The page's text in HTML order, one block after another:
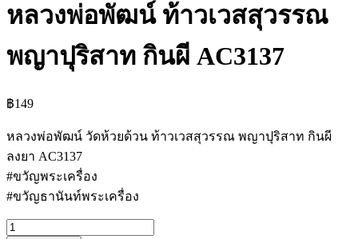
หลวงพ่อพัฒน์ ท้าวเวสสุวรรณ
พญาปุริสาท กินผี AC3137
฿149
หลวงพ่อพัฒน์ วัดห้วยด้วน ท้าวเวสสุวรรณ พญาปุริสาท กินผี
ลงยา AC3137
#ขวัญพระเครื่อง
#ขวัญธานันท์พระเครื่อง
จำนวน